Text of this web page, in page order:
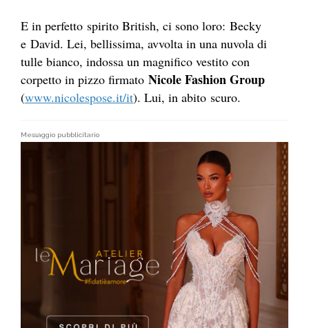
E in perfetto spirito British, ci sono loro: Becky
e David. Lei, bellissima, avvolta in una nuvola di
tulle bianco, indossa un magnifico vestito con
corpetto in pizzo firmato Nicole Fashion Group
(www.nicolespose.it/it). Lui, in abito scuro.
Messaggio pubblicitario